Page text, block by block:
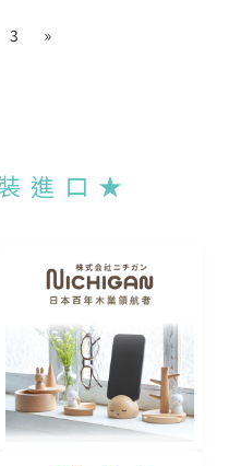
3 »
進 口 ★